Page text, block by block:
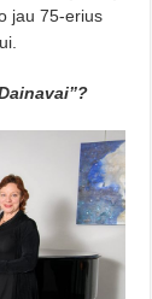
jau 75-erius